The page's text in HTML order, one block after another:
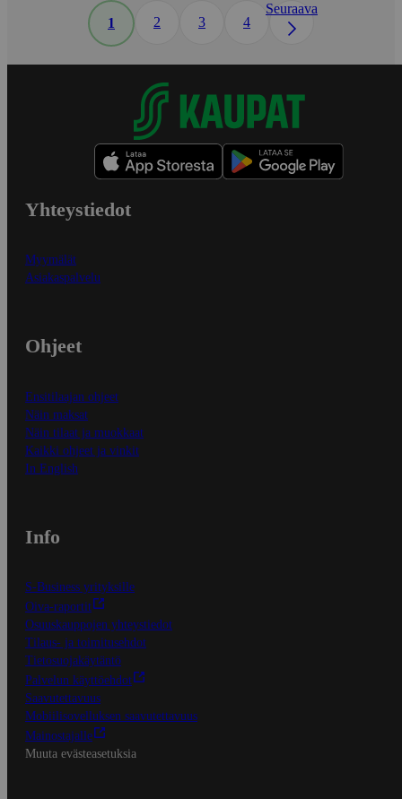
1 2 3 4
Seuraava
Yhteystiedot
Myymälät
Asiakaspalvelu
Ohjeet
Ensitilaajan ohjeet
Näin maksat
Näin tilaat ja muokkaat
Kaikki ohjeet ja vinkit
In English
Info
S-Business yrityksille
Oiva-raportit
Osuuskauppojen yhteystiedot
Tilaus- ja toimitusehdot
Tietosuojakäytäntö
Palvelun käyttöehdot
Saavutettavuus
Mobiilisovelluksen saavutettavuus
Mainostajalle
Muuta evästeasetuksia